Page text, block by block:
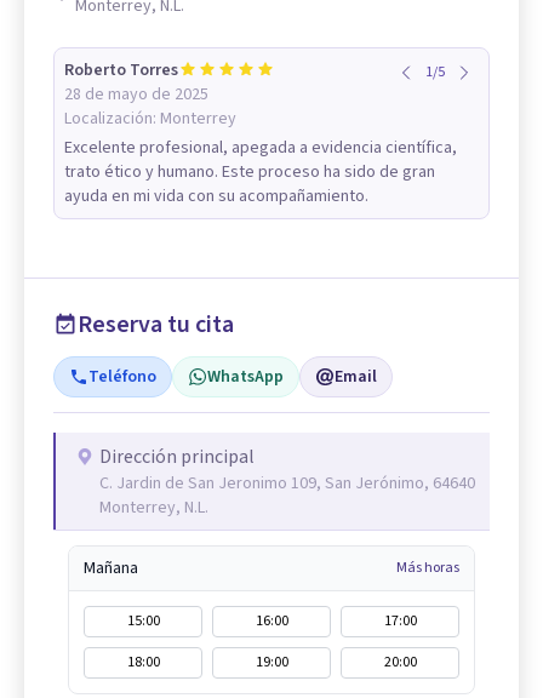
Monterrey, N.L.
Roberto Torres
28 de mayo de 2025
Localización: Monterrey
1/5
Excelente profesional, apegada a evidencia científica,
trato ético y humano. Este proceso ha sido de gran
ayuda en mi vida con su acompañamiento.
Reserva tu cita
Teléfono WhatsApp Email
Dirección principal
C. Jardin de San Jeronimo 109, San Jerónimo, 64640
Monterrey, N.L.
Mañana Más horas
15:00 16:00
17:00
18:00
19:00 20:00